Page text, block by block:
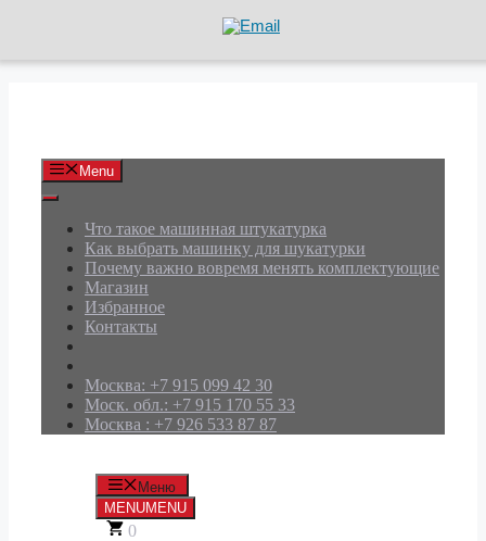
Menu
Что такое машинная штукатурка
Как выбрать машинку для шукатурки
Почему важно вовремя менять комплектующие
Магазин
Избранное
Контакты
Москва: +7 915 099 42 30
Моск. обл.: +7 915 170 55 33
Москва : +7 926 533 87 87
Меню
MENUMENU
0